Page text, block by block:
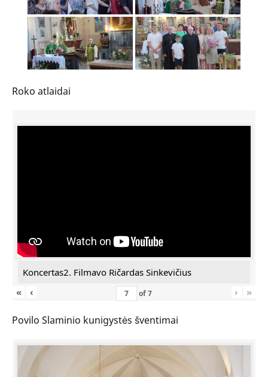
Roko atlaidai
Koncertas2. Filmavo Ričardas Sinkevičius
«
‹ of7 › »
Povilo Slaminio kunigystės šventimai